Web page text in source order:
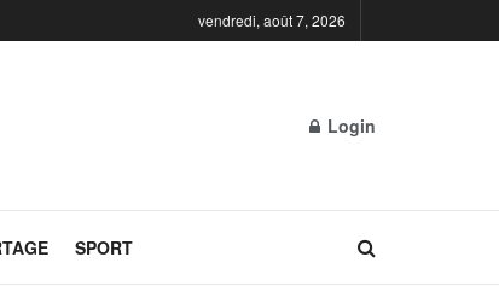
vendredi, août 7, 2026
Login
SPORT